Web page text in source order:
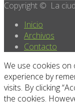
Copyright © La
Inicio
Archivos
Contacto
We use cookies
experience by
visits. By clicking
the cookies.